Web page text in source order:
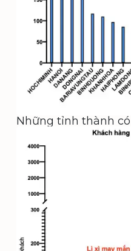
Những tỉnh thành